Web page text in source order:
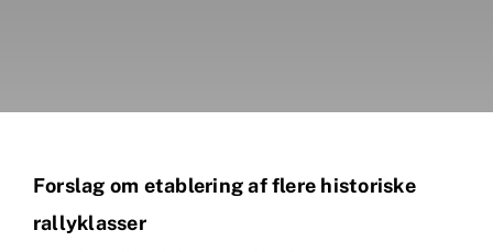
DASU henvendelser
Forslag om etablering af flere historiske
rallyklasser